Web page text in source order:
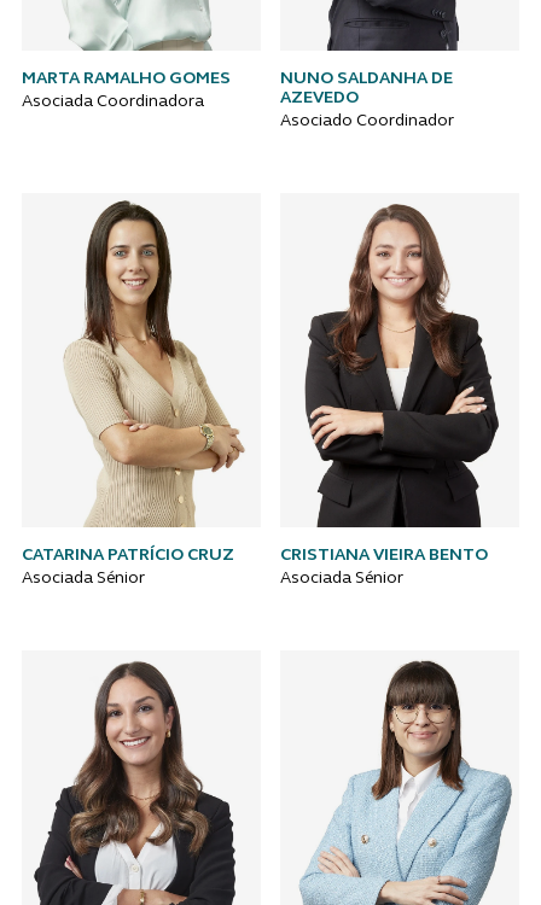
MARTA RAMALHO GOMES
Asociada Coordinadora
NUNO SALDANHA DE
AZEVEDO
Asociado Coordinador
CATARINA PATRÍCIO CRUZ
Asociada Sénior
CRISTIANA VIEIRA BENTO
Asociada Sénior